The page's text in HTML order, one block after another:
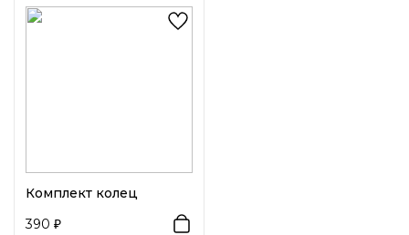
Комплект колец
390